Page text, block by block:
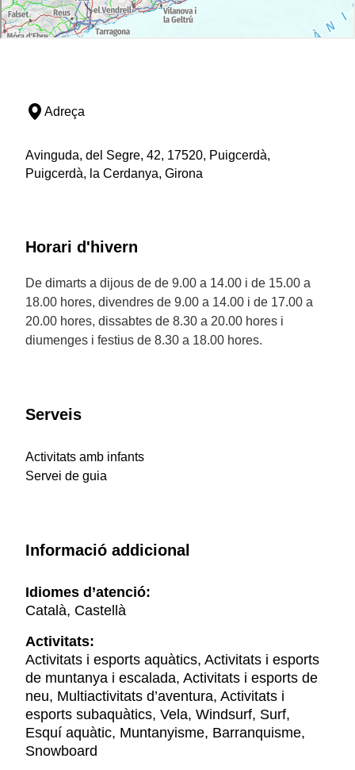
Adreça
Avinguda, del Segre, 42, 17520, Puigcerdà,
Puigcerdà, la Cerdanya, Girona
Horari d'hivern
De dimarts a dijous de de 9.00 a 14.00 i de 15.00 a
18.00 hores, divendres de 9.00 a 14.00 i de 17.00 a
20.00 hores, dissabtes de 8.30 a 20.00 hores i
diumenges i festius de 8.30 a 18.00 hores.
Serveis
Activitats amb infants
Servei de guia
Informació addicional
Idiomes d’atenció:
Català, Castellà
Activitats:
Activitats i esports aquàtics, Activitats i esports
de muntanya i escalada, Activitats i esports de
neu, Multiactivitats d’aventura, Activitats i
esports subaquàtics, Vela, Windsurf, Surf,
Esquí aquàtic, Muntanyisme, Barranquisme,
Snowboard